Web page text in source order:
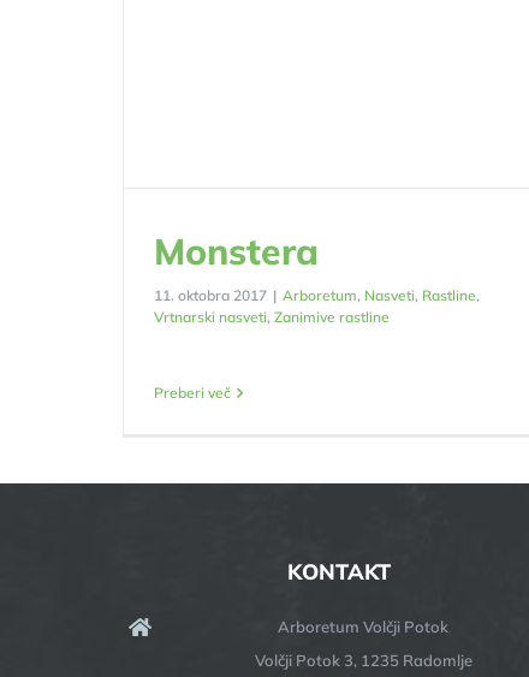
Monstera
11. oktobra 2017 | Arboretum, Nasveti, Rastline,
Vrtnarski nasveti, Zanimive rastline
Preberi več
KONTAKT
Arboretum Volčji Potok
Volčji Potok 3, 1235 Radomlje